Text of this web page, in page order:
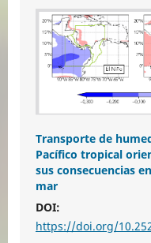
Transporte de
Pacífico tropical
sus consecuencias
mar
DOI:
https://doi.org/